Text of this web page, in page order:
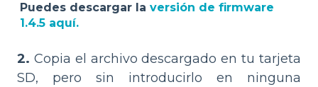
Puedes descargar la versión de firmware
1.4.5 aquí.
2. Copia el archivo descargado en tu tarjeta
SD, pero sin introducirlo en ninguna